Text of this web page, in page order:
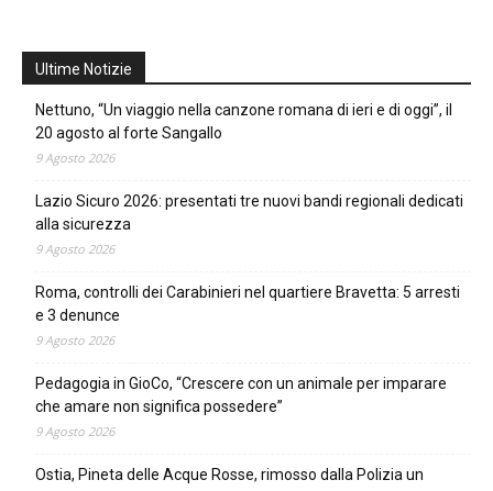
Ultime Notizie
Nettuno, “Un viaggio nella canzone romana di ieri e di oggi”, il
20 agosto al forte Sangallo
9 Agosto 2026
Lazio Sicuro 2026: presentati tre nuovi bandi regionali dedicati
alla sicurezza
9 Agosto 2026
Roma, controlli dei Carabinieri nel quartiere Bravetta: 5 arresti
e 3 denunce
9 Agosto 2026
Pedagogia in GioCo, “Crescere con un animale per imparare
che amare non significa possedere”
9 Agosto 2026
Ostia, Pineta delle Acque Rosse, rimosso dalla Polizia un